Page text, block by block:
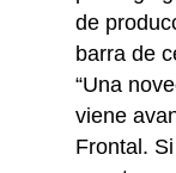
de
barra de
“Una
viene
Frontal.